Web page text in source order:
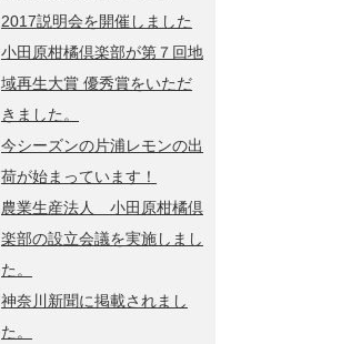
2017説明会を開催しました
小田原柑橘倶楽部が第７回地
域再生大賞 優秀賞をいただ
きました。
今シーズンの片浦レモンの出
荷が始まっています！
農業生産法人 小田原柑橘倶
楽部の設立会議を実施しまし
た。
神奈川新聞に掲載されまし
た。